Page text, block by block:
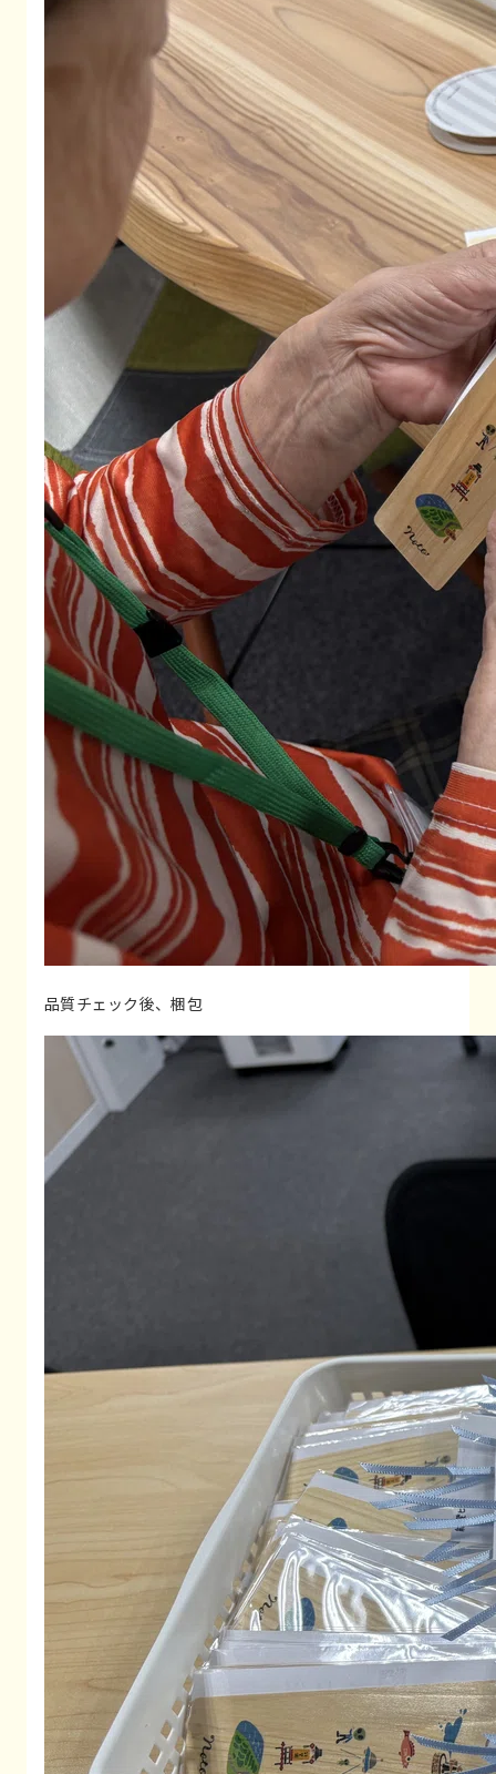
品質チェック後、梱包